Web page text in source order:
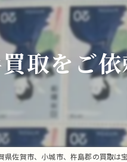
取をご
県佐賀市、小城市、杵島郡の買取は